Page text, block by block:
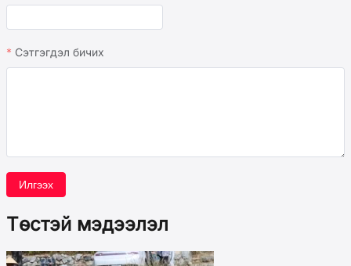
Сэтгэгдэл бичих
Илгээх
Төстэй мэдээлэл